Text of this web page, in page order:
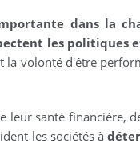
dans la
les politiques
la volonté d'être
leur santé financière,
les sociétés à